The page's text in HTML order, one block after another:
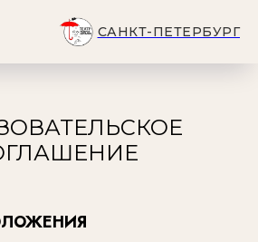
САНКТ-ПЕТЕРБУРГ